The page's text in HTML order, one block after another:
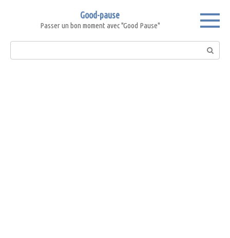
Good-pause
Passer un bon moment avec "Good Pause"
Search: